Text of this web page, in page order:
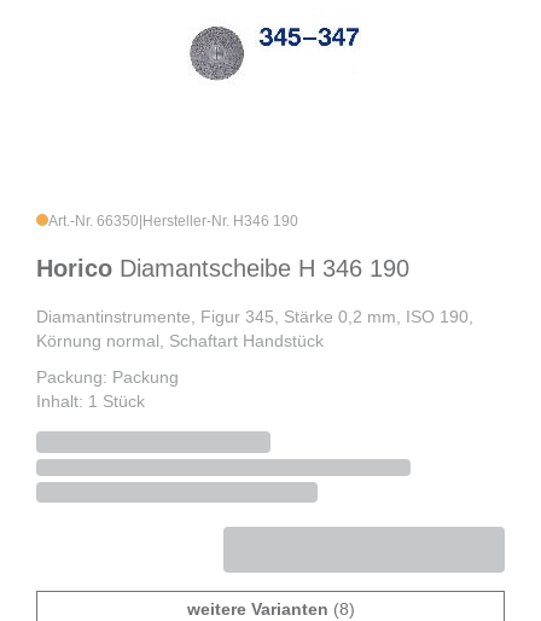
Art.-Nr. 66350 Hersteller-Nr. H346 190
Horico Diamantscheibe H 346 190
Diamantinstrumente, Figur 345, Stärke 0,2 mm, ISO 190,
Körnung normal, Schaftart Handstück
Packung: Packung
Inhalt: 1 Stück
weitere Varianten (8)